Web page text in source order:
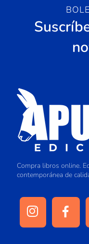
Compra libros online.
contemporánea de